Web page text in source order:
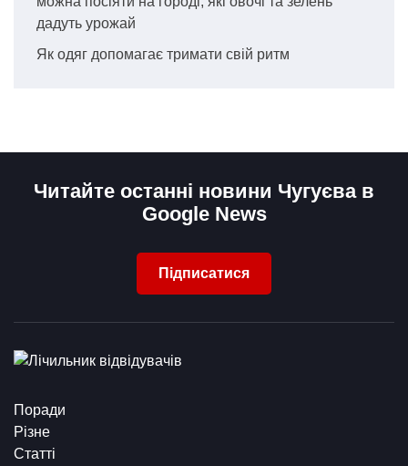
дадуть урожай
Як одяг допомагає тримати свій ритм
Читайте останні новини Чугуєва в
Google News
Підписатися
Поради
Різне
Статті